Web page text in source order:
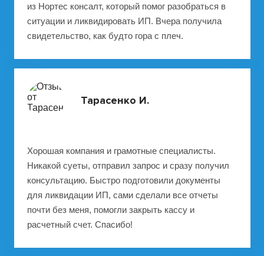
из Нортес консалт, который помог разобраться в
ситуации и ликвидировать ИП. Вчера получила
свидетельство, как будто гора с плеч.
Тарасенко И.
Хорошая компания и грамотные специалисты.
Никакой суеты, отправил запрос и сразу получил
консультацию. Быстро подготовили документы
для ликвидации ИП, сами сделали все отчеты
почти без меня, помогли закрыть кассу и
расчетный счет. Спасибо!